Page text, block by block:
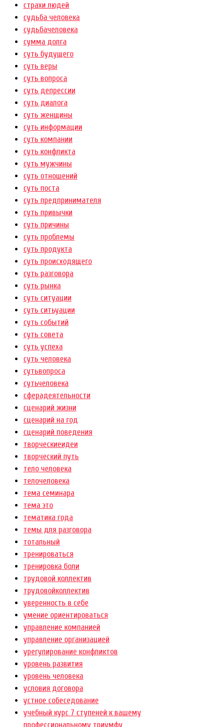
страхи людей
судьба человека
судьбачеловека
сумма долга
суть будущего
суть веры
суть вопроса
суть депрессии
суть диалога
суть женщины
суть информации
суть компании
суть конфликта
суть мужчины
суть отношений
суть поста
суть предпринимателя
суть привычки
суть причины
суть проблемы
суть продукта
суть происходящего
суть разговора
суть рынка
суть ситуации
суть ситьуации
суть событий
суть совета
суть успеха
суть человека
сутьвопроса
сутьчеловека
сферадеятельности
сценарий жизни
сценарий на год
сценарий поведения
творческиеидеи
творческий путь
тело человека
телочеловека
тема семинара
тема это
тематика года
темы для разговора
тотальный
тренироваться
тренировка боли
трудовой коллектив
трудовойколлектив
уверенность в себе
умение ориентироваться
управление компанией
управление организацией
урегулирование конфликтов
уровень развития
уровень человека
условия договора
устное собеседование
учебный курс 7 ступеней к вашему
профессиональному триумфу